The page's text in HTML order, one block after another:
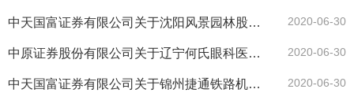
中天国富证券有限公司关于沈阳风景园林股份有限公司辅导工作总结报告 2020-06-30
中原证券股份有限公司关于辽宁何氏眼科医院集团股份有限公司辅导工作总结报告 2020-06-30
中天国富证券有限公司关于锦州捷通铁路机械股份有限公司辅导工作总结报告 2020-06-30